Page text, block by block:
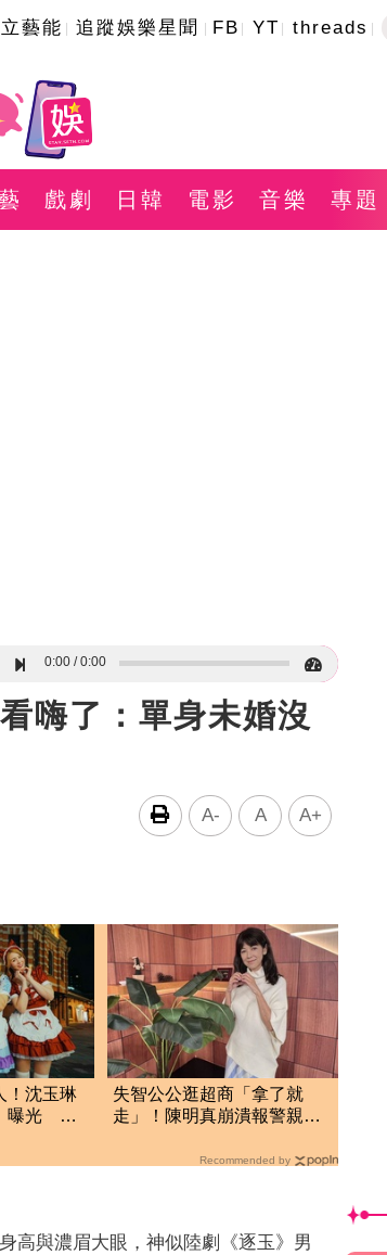
藝能 追蹤娛樂星聞 FB YT threads
戲劇 日韓 電影 音樂 專題
0:00 0:00
嗨了：單身未婚沒
A- A A+
！沈玉琳
曝光 全
失智公公逛超商「拿了就
走」！陳明真崩潰報警親立
Recommended by
高與濃眉大眼，神似陸劇《逐玉》男